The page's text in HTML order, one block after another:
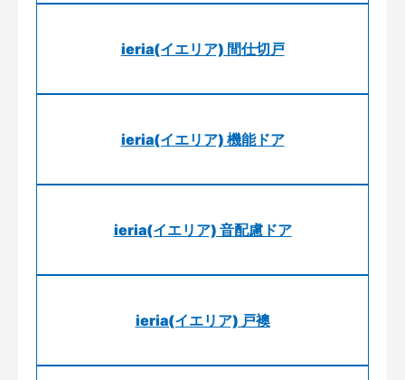
ieria(イエリア) 間仕切戸
ieria(イエリア) 機能ドア
ieria(イエリア) 音配慮ドア
ieria(イエリア) 戸襖